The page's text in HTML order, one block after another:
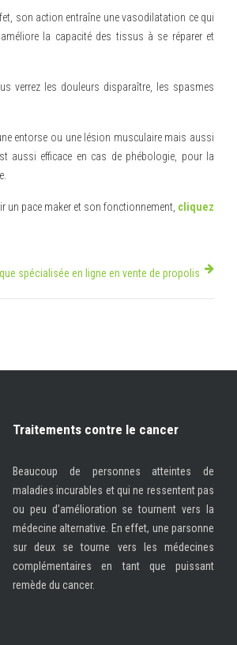
son action entraîne une vasodilatation ce qui
la capacité des tissus à se réparer et
verrez les douleurs disparaître, les spasmes
entorse ou une lésion musculaire mais aussi
aussi efficace en cas de phébologie, pour la
un pace maker et son fonctionnement, cliquez
spécialisée en ligne en vente de propolis
Traitements contre le cancer
Beaucoup de personnes atteintes de
maladies incurables et qui ne ressentent pas
ou peu d’amélioration se tournent vers la
médecine alternative. En effet, une parsonne
sur deux se tourne vers les médecines
complémentaires en tant que puissant
remède du cancer.